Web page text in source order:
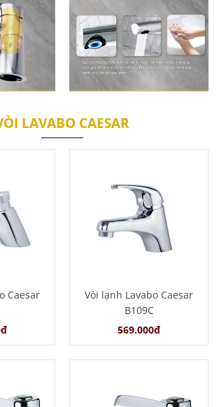
LAVABO CAESAR
Caesar
Vòi lạnh Lavabo Caesar
B109C
569.000đ